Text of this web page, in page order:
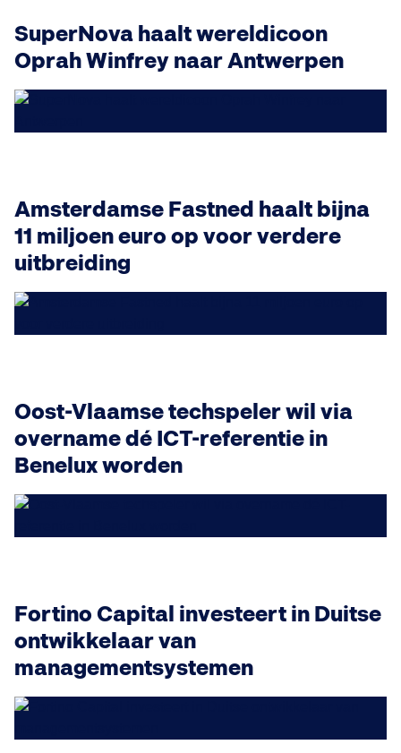
SuperNova haalt wereldicoon
Oprah Winfrey naar Antwerpen
Amsterdamse Fastned haalt bijna
11 miljoen euro op voor verdere
uitbreiding
Oost-Vlaamse techspeler wil via
overname dé ICT-referentie in
Benelux worden
Fortino Capital investeert in Duitse
ontwikkelaar van
managementsystemen